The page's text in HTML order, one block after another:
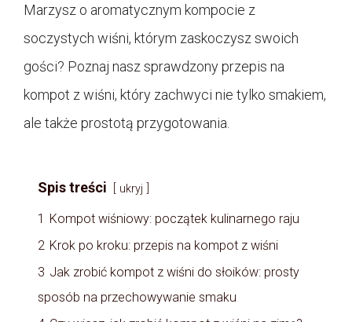
Marzysz o aromatycznym kompocie z
soczystych wiśni, którym zaskoczysz swoich
gości? Poznaj nasz sprawdzony przepis na
kompot z wiśni, który zachwyci nie tylko smakiem,
ale także prostotą przygotowania.
Spis treści ukryj
1 Kompot wiśniowy: początek kulinarnego raju
2 Krok po kroku: przepis na kompot z wiśni
3 Jak zrobić kompot z wiśni do słoików: prosty
sposób na przechowywanie smaku